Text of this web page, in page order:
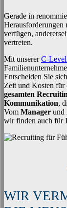
Gerade in
Herausforderungen
verfügen,
vertreten.
Mit unsererC-Level
Entscheiden Sie
Zeit und Kosten für
gesamten
Kommunikation,
Vom Manager und
wir finden auch für
WIR